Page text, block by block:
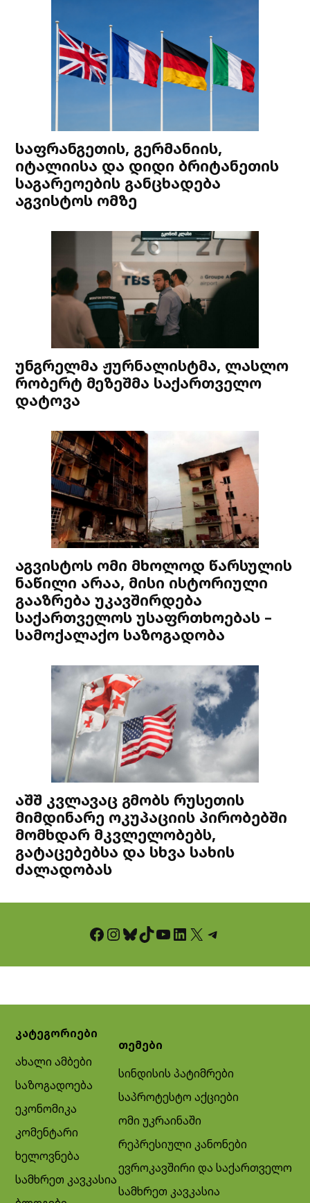
საფრანგეთის, გერმანიის,
იტალიისა და დიდი ბრიტანეთის
საგარეოების განცხადება
აგვისტოს ომზე
უნგრელმა ჟურნალისტმა, ლასლო
რობერტ მეზეშმა საქართველო
დატოვა
აგვისტოს ომი მხოლოდ წარსულის
ნაწილი არაა, მისი ისტორიული
გააზრება უკავშირდება
საქართველოს უსაფრთხოებას –
სამოქალაქო საზოგადობა
აშშ კვლავაც გმობს რუსეთის
მიმდინარე ოკუპაციის პირობებში
მომხდარ მკვლელობებს,
გატაცებებსა და სხვა სახის
ძალადობას
Facebook InstagramBluesky TikTok YouTube LinkedIn X Telegram
კატეგორიები
ახალი ამბები
საზოგადოება
ეკონომიკა
კომენტარი
ხელოვნება
სამხრეთ კავკასია
თემები
სინდისის პატიმრები
საპროტესტო აქციები
ომი უკრაინაში
რეპრესიული კანონები
ევროკავშირი და საქართველო
სამხრეთ კავკასია